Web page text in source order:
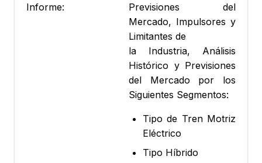
Informe:
Previsiones del
Mercado, Impulsores y
Limitantes de
la Industria, Análisis
Histórico y Previsiones
del Mercado por los
Siguientes Segmentos:
Tipo de Tren Motriz
Eléctrico
Tipo Híbrido